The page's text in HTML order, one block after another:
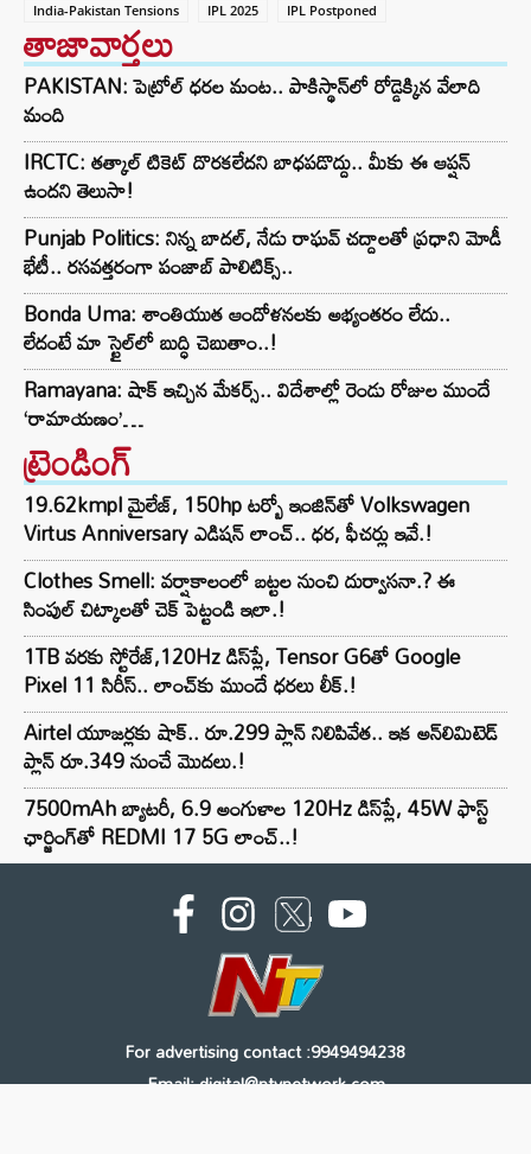
India-Pakistan Tensions
IPL 2025 IPL Postponed
తాజావార్తలు
PAKISTAN: పెట్రోల్ ధరల మంట.. పాకిస్థాన్‌లో రోడ్డెక్కిన వేలాది
మంది
IRCTC: తత్కాల్ టికెట్ దొరకలేదని బాధపడొద్దు.. మీకు ఈ ఆప్షన్
ఉందని తెలుసా!
Punjab Politics: నిన్న బాదల్, నేడు రాఘవ్ చద్దాలతో ప్రధాని మోడీ
భేటీ.. రసవత్తరంగా పంజాబ్ పాలిటిక్స్..
Bonda Uma: శాంతియుత ఆందోళనలకు అభ్యంతరం లేదు..
లేదంటే మా స్టైల్‌లో బుద్ధి చెబుతాం..!
Ramayana: షాక్ ఇచ్చిన మేకర్స్.. విదేశాల్లో రెండు రోజుల ముందే
‘రామాయణం’…
ట్రెండింగ్‌
19.62kmpl మైలేజ్, 150hp టర్బో ఇంజిన్‌తో Volkswagen
Virtus Anniversary ఎడిషన్ లాంచ్.. ధర, ఫీచర్లు ఇవే.!
Clothes Smell: వర్షాకాలంలో బట్టల నుంచి దుర్వాసనా.? ఈ
సింపుల్ చిట్కాలతో చెక్ పెట్టండి ఇలా.!
1TB వరకు స్టోరేజ్,120Hz డిస్‌ప్లే, Tensor G6తో Google
Pixel 11 సిరీస్.. లాంచ్⁭కు ముందే ధరలు లీక్.!
Airtel యూజర్లకు షాక్.. రూ.299 ప్లాన్ నిలిపివేత.. ఇక అన్‌లిమిటెడ్
ప్లాన్ రూ.349 నుంచే మొదలు.!
7500mAh బ్యాటరీ, 6.9 అంగుళాల 120Hz డిస్‌ప్లే, 45W ఫాస్ట్
ఛార్జింగ్‌తో REDMI 17 5G లాంచ్..!
For advertising contact :9949494238
Email: digital@ntvnetwork.com